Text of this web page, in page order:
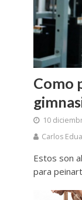
Como
10
Carlos
Estos son
para